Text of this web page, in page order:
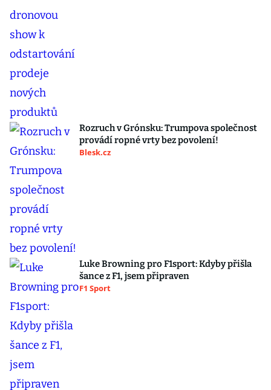
Rozruch v Grónsku: Trumpova společnost
provádí ropné vrty bez povolení!
Blesk.cz
Luke Browning pro F1sport: Kdyby přišla
šance z F1, jsem připraven
F1 Sport